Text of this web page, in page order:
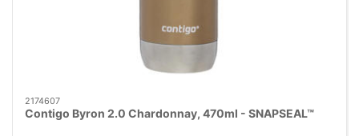
2174607
Contigo Byron 2.0 Chardonnay, 470ml - SNAPSEAL™